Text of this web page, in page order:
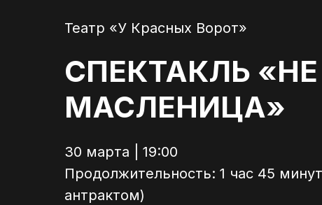
Театр «У Красных Ворот»
СПЕКТАКЛЬ
МАСЛЕНИЦА»
30 марта | 19:00
Продолжительность: 1 час 45
антрактом)